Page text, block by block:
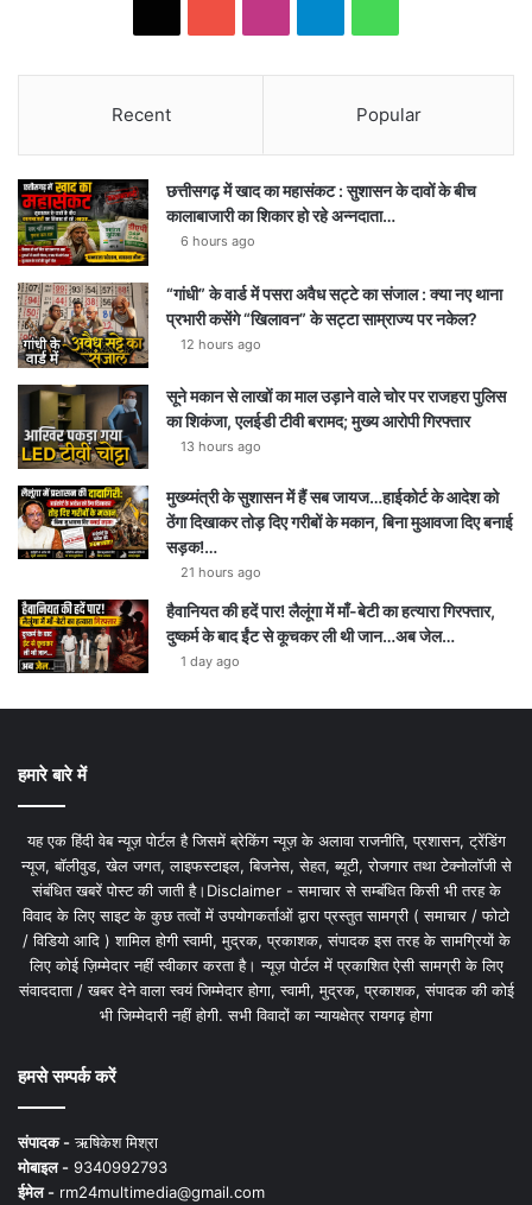
Recent Popular
छत्तीसगढ़ में खाद का महासंकट : सुशासन के दावों के बीच
कालाबाजारी का शिकार हो रहे अन्नदाता…
6 hours ago
“गांधी” के वार्ड में पसरा अवैध सट्टे का संजाल : क्या नए थाना
प्रभारी कसेंगे “खिलावन” के सट्टा साम्राज्य पर नकेल?
12 hours ago
सूने मकान से लाखों का माल उड़ाने वाले चोर पर राजहरा पुलिस
का शिकंजा, एलईडी टीवी बरामद; मुख्य आरोपी गिरफ्तार
13 hours ago
मुख्य्मंत्री के सुशासन में हैं सब जायज…हाईकोर्ट के आदेश को
ठेंगा दिखाकर तोड़ दिए गरीबों के मकान, बिना मुआवजा दिए बनाई
सड़क!…
21 hours ago
हैवानियत की हदें पार! लैलूंगा में माँ-बेटी का हत्यारा गिरफ्तार,
दुष्कर्म के बाद ईंट से कूचकर ली थी जान…अब जेल…
1 day ago
हमारे बारे में
यह एक हिंदी वेब न्यूज़ पोर्टल है जिसमें ब्रेकिंग न्यूज़ के अलावा राजनीति, प्रशासन, ट्रेंडिंग
न्यूज, बॉलीवुड, खेल जगत, लाइफस्टाइल, बिजनेस, सेहत, ब्यूटी, रोजगार तथा टेक्नोलॉजी से
संबंधित खबरें पोस्ट की जाती है।Disclaimer - समाचार से सम्बंधित किसी भी तरह के
विवाद के लिए साइट के कुछ तत्वों में उपयोगकर्ताओं द्वारा प्रस्तुत सामग्री ( समाचार / फोटो
/ विडियो आदि ) शामिल होगी स्वामी, मुद्रक, प्रकाशक, संपादक इस तरह के सामग्रियों के
लिए कोई ज़िम्मेदार नहीं स्वीकार करता है। न्यूज़ पोर्टल में प्रकाशित ऐसी सामग्री के लिए
संवाददाता / खबर देने वाला स्वयं जिम्मेदार होगा, स्वामी, मुद्रक, प्रकाशक, संपादक की कोई
भी जिम्मेदारी नहीं होगी. सभी विवादों का न्यायक्षेत्र रायगढ़ होगा
हमसे सम्पर्क करें
संपादक -ऋषिकेश मिश्रा
मोबाइल - 9340992793
ईमेल - rm24multimedia@gmail.com